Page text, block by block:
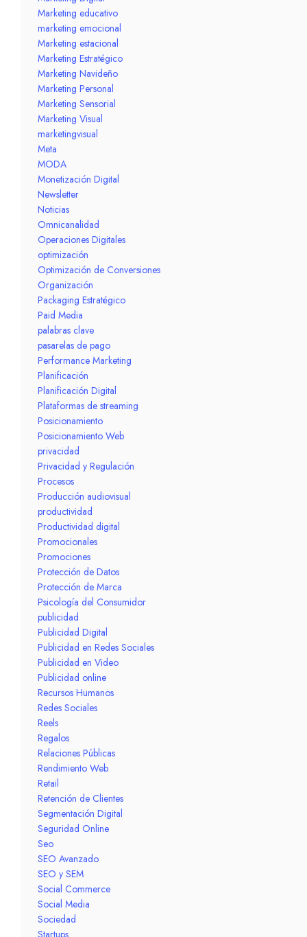
Marketing educativo
marketing emocional
Marketing estacional
Marketing Estratégico
Marketing Navideño
Marketing Personal
Marketing Sensorial
Marketing Visual
marketingvisual
Meta
MODA
Monetización Digital
Newsletter
Noticias
Omnicanalidad
Operaciones Digitales
optimización
Optimización de Conversiones
Organización
Packaging Estratégico
Paid Media
palabras clave
pasarelas de pago
Performance Marketing
Planificación
Planificación Digital
Plataformas de streaming
Posicionamiento
Posicionamiento Web
privacidad
Privacidad y Regulación
Procesos
Producción audiovisual
productividad
Productividad digital
Promocionales
Promociones
Protección de Datos
Protección de Marca
Psicología del Consumidor
publicidad
Publicidad Digital
Publicidad en Redes Sociales
Publicidad en Video
Publicidad online
Recursos Humanos
Redes Sociales
Reels
Regalos
Relaciones Públicas
Rendimiento Web
Retail
Retención de Clientes
Segmentación Digital
Seguridad Online
Seo
SEO Avanzado
SEO y SEM
Social Commerce
Social Media
Sociedad
Startups